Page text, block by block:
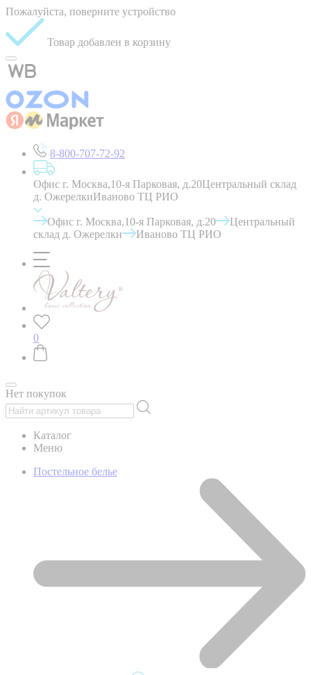
Пожалуйста, поверните устройство
Товар добавлен в корзину
8-800-707-72-92
Офис г. Москва,10-я Парковая, д.20Центральный склад
д. ОжерелкиИваново ТЦ РИО
Офис г. Москва,10-я Парковая, д.20
Центральный
склад д. Ожерелки
Иваново ТЦ РИО
0
Нет покупок
Каталог
Меню
Постельное белье